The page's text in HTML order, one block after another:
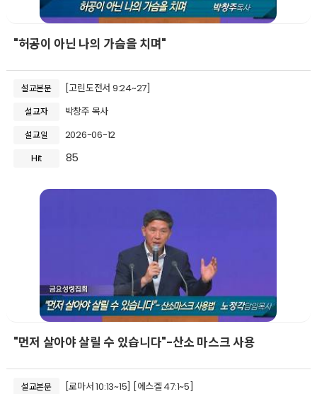
"허공이 아닌 나의 가슴을 치며"
설교본문 [고린도전서 9:24~27]
설교자 박창주 목사
설교일
2026-06-12
Hit
85
"먼저 살아야 살릴 수 있습니다"-산소 마스크 사용
설교본문 [로마서 10:13~15] [에스겔 47:1~5]